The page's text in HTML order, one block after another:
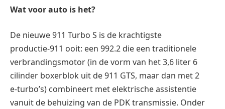
Wat voor auto is het?
De nieuwe 911 Turbo S is de krachtigste
productie‑911 ooit: een 992.2 die een traditionele
verbrandingsmotor (in de vorm van het 3,6 liter 6
cilinder boxerblok uit de 911 GTS, maar dan met 2
e‑turbo’s) combineert met elektrische assistentie
vanuit de behuizing van de PDK transmissie. Onder